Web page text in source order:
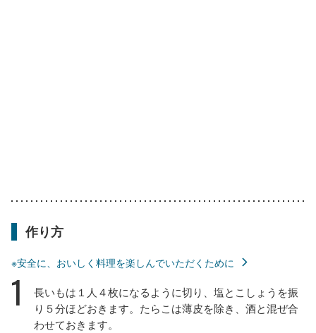
作り方
※安全に、おいしく料理を楽しんでいただくために
1
長いもは１人４枚になるように切り、塩とこしょうを振
り５分ほどおきます。たらこは薄皮を除き、酒と混ぜ合
わせておきます。